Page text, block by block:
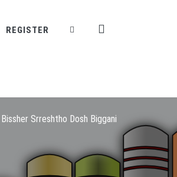
REGISTER
Bissher Srreshtho Dosh Biggani